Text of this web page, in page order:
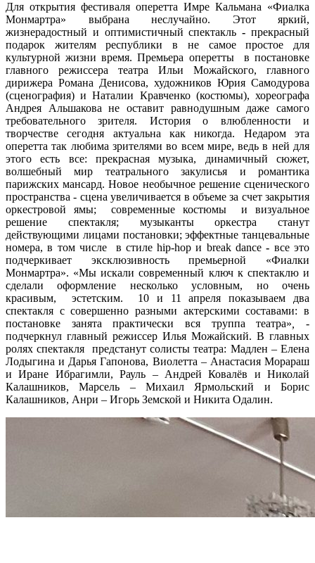
Для открытия фестиваля оперетта Имре Кальмана «Фиалка
Монмартра» выбрана неслучайно. Этот яркий,
жизнерадостный и оптимистичный спектакль- прекрасный
подарок жителям республики в не самое простое для
культурной жизни время. Премьера оперетты в постановке
главного режиссера театра Ильи Можайского, главного
дирижера Романа Денисова, художников Юрия Самодурова
(сценография) и Наталии Кравченко (костюмы), хореографа
Андрея Альшакова не оставит равнодушным даже самого
требовательного зрителя. История о влюбленности и
творчестве сегодня актуальна как никогда. Недаром эта
оперетта так любима зрителями во всем мире, ведь в ней для
этого есть все: прекрасная музыка, динамичный сюжет,
волшебный мир театрального закулисья и романтика
парижских мансард.Новое необычное решение сценического
пространства - сцена увеличивается в объеме за счет закрытия
оркестровой ямы; современные костюмы и визуальное
решение спектакля; музыканты оркестра станут
действующими лицами постановки; эффектные танцевальные
номера, в том числе в стиле hip-hop и break dance- все это
подчеркивает эксклюзивность премьерной «Фиалки
Монмартра». «Мы искали современный ключ к спектаклю и
сделали оформление несколько условным, но очень
красивым, эстетским. 10 и 11 апреля показываем два
спектакля с совершенно разными актерскими составами: в
постановке занята практически вся труппа театра» , -
подчеркнул главный режиссер Илья Можайский. В главных
ролях спектакля предстанут солисты театра: Мадлен – Елена
Лодыгина и Дарья Гапонова, Виолетта – Анастасия Морараш
и Иране Ибрагимли, Рауль – Андрей Ковалёв и Николай
Калашников, Марсель – Михаил Ярмольский и Борис
Калашников, Анри – Игорь Земской и Никита Одалин.